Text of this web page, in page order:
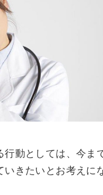
動としては、今ま
きたいとお考えに